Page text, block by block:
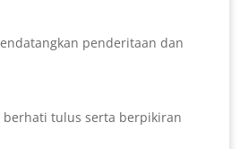
penderitaan dan
berhati tulus serta berpikiran